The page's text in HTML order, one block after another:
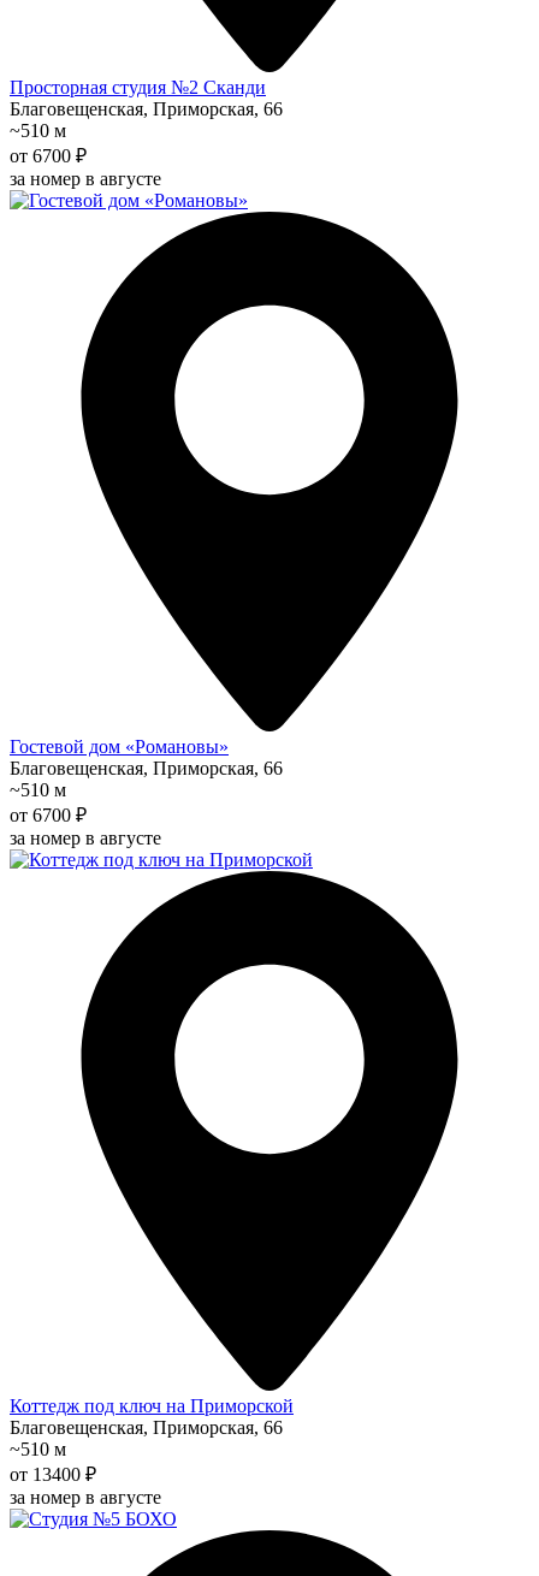
Просторная студия №2 Сканди
Благовещенская, Приморская, 66
~510 м
от 6700 ₽
за номер в августе
Гостевой дом «Романовы»
Благовещенская, Приморская, 66
~510 м
от 6700 ₽
за номер в августе
Коттедж под ключ на Приморской
Благовещенская, Приморская, 66
~510 м
от 13400 ₽
за номер в августе